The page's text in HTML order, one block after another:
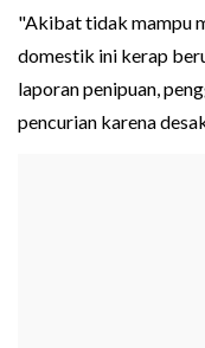
"Akibat tidak mampu
domestik ini kerap
laporan penipuan,
pencurian karena